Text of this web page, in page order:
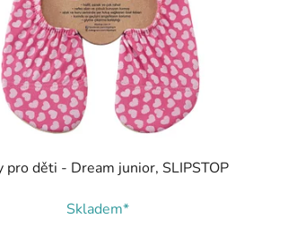
pro děti - Dream junior, SLIPSTOP
Skladem*